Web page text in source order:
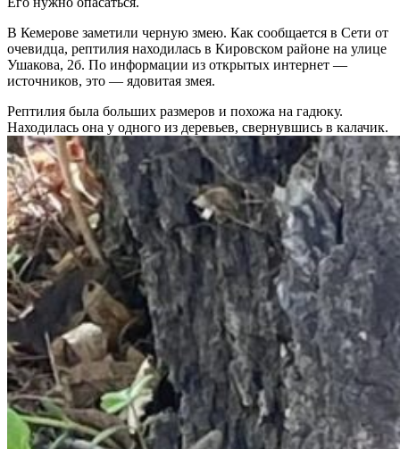
В Кемерове заметили черную змею. Как сообщается в Сети от
очевидца, рептилия находилась в Кировском районе на улице
Ушакова, 2б. По информации из открытых интернет —
источников, это — ядовитая змея.
Рептилия была больших размеров и похожа на гадюку.
Находилась она у одного из деревьев, свернувшись в калачик.